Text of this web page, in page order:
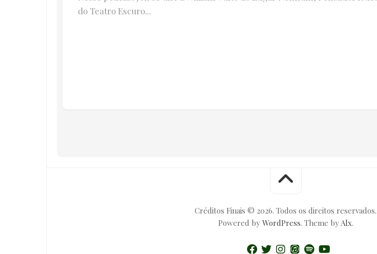
do Teatro Escuro...
Créditos Finais © 2026. Todos os direitos reservados.
Powered by WordPress. Theme byAlx.